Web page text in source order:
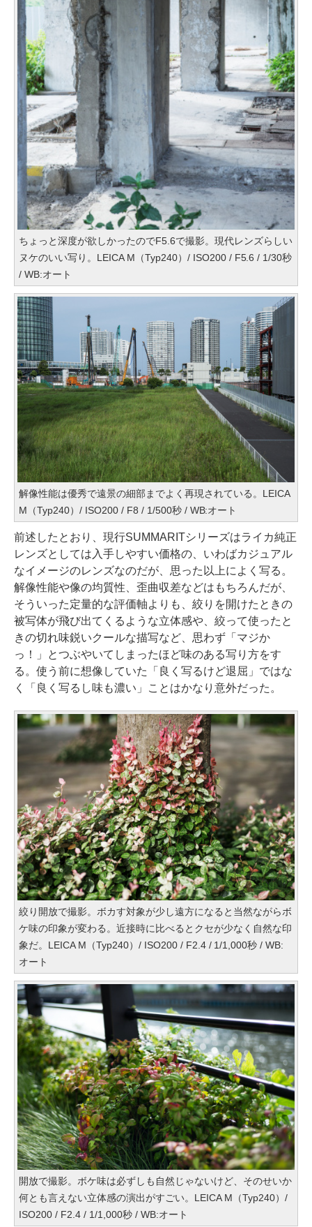
ちょっと深度が欲しかったのでF5.6で撮影。現代レンズらしい
ヌケのいい写り。LEICA M（Typ240）/ ISO200 / F5.6 / 1/30秒
/ WB:オート
解像性能は優秀で遠景の細部までよく再現されている。LEICA
M（Typ240）/ ISO200 / F8 / 1/500秒 / WB:オート
前述したとおり、現行SUMMARITシリーズはライカ純正
レンズとしては入手しやすい価格の、いわばカジュアル
なイメージのレンズなのだが、思った以上によく写る。
解像性能や像の均質性、歪曲収差などはもちろんだが、
そういった定量的な評価軸よりも、絞りを開けたときの
被写体が飛び出てくるような立体感や、絞って使ったと
きの切れ味鋭いクールな描写など、思わず「マジか
っ！」とつぶやいてしまったほど味のある写り方をす
る。使う前に想像していた「良く写るけど退屈」ではな
く「良く写るし味も濃い」ことはかなり意外だった。
絞り開放で撮影。ボカす対象が少し遠方になると当然ながらボ
ケ味の印象が変わる。近接時に比べるとクセが少なく自然な印
象だ。LEICA M（Typ240）/ ISO200 / F2.4 / 1/1,000秒 / WB:
オート
開放で撮影。ボケ味は必ずしも自然じゃないけど、そのせいか
何とも言えない立体感の演出がすごい。LEICA M（Typ240）/
ISO200 / F2.4 / 1/1,000秒 / WB:オート